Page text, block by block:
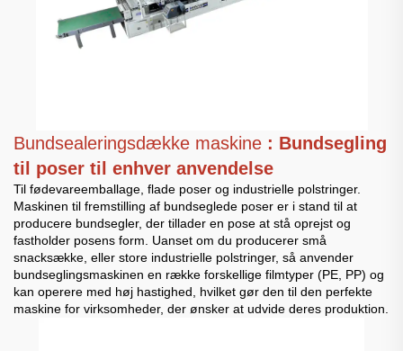
Bundsealeringsdække maskine : Bundsegling
til poser til enhver anvendelse
Til fødevareemballage, flade poser og industrielle polstringer.
Maskinen til fremstilling af bundseglede poser er i stand til at
producere bundsegler, der tillader en pose at stå oprejst og
fastholder posens form. Uanset om du producerer små
snacksække, eller store industrielle polstringer, så anvender
bundseglingsmaskinen en række forskellige filmtyper (PE, PP) og
kan operere med høj hastighed, hvilket gør den til den perfekte
maskine for virksomheder, der ønsker at udvide deres produktion.